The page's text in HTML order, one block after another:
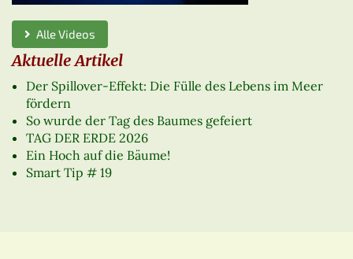
Alle Videos
Aktuelle Artikel
Der Spillover-Effekt: Die Fülle des Lebens im Meer
fördern
So wurde der Tag des Baumes gefeiert
TAG DER ERDE 2026
Ein Hoch auf die Bäume!
Smart Tip # 19